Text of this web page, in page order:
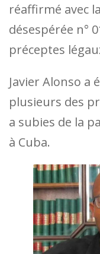
réaffirmé avec
désespérée n°
préceptes
Javier Alonso a
plusieurs des
a subies de la
à Cuba.